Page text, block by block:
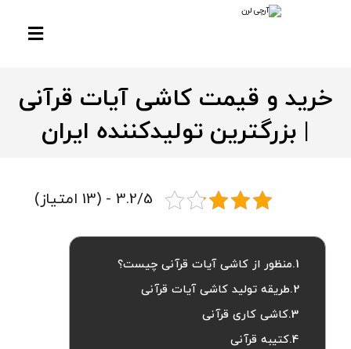
خرید و قیمت کاشی آیات قرآنی
| بزرگترین تولیدکننده ایران
3.2/5 - (13 امتیاز)
منظور از کاشی آیات قرآنی چیست؟
طریقه تولید کاشی آیات قرآنی
کاشی کاری قرآنی
کتیبه قرآنی